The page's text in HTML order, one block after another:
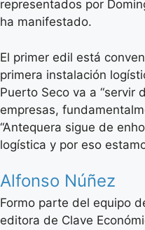
representados por
ha manifestado.
El primer edil está
primera instalación
Puerto Seco va a “servir
empresas,
“Antequera sigue de
logística y por eso
Alfonso Núñez
Formo parte del equipo
editora de Clave